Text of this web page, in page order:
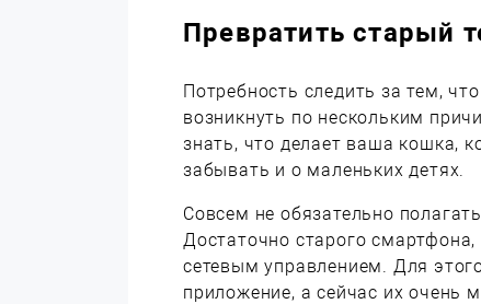
Превратить старый
Потребность следить за тем,
возникнуть по нескольким
знать, что делает ваша кошка,
забывать и о маленьких детях.
Совсем не обязательно
Достаточно старого
сетевым управлением. Для
приложение, а сейчас их очень